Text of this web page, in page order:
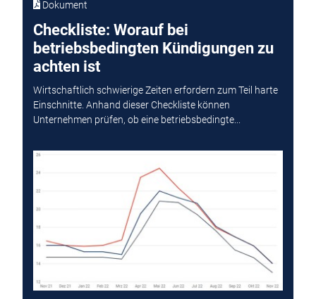
Dokument
Checkliste: Worauf bei
betriebsbedingten Kündigungen zu
achten ist
Wirtschaftlich schwierige Zeiten erfordern zum Teil harte
Einschnitte. Anhand dieser Checkliste können
Unternehmen prüfen, ob eine betriebsbedingte...